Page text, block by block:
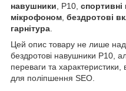
навушники , P10,
мікрофоном бездротові
гарнітура
Цей опис товару не лише
бездротові навушники P10,
переваги та
для поліпшення SEO.